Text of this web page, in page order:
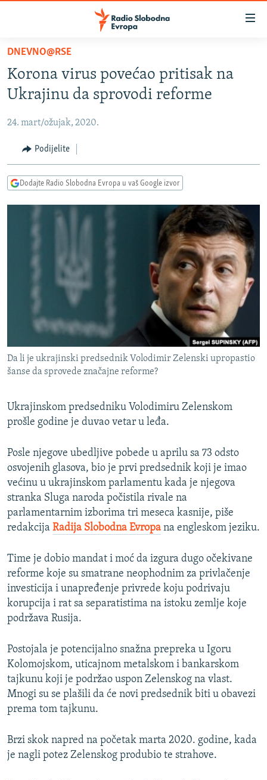
Pređite
glavni
sadržaj
na
navigaciju
Pređite
na
BOSNA I HERCEGOVINA
KOSOVO
CRNA GORA
VIDEO
FOTOGALERIJE
INFOGRAFIKE
PODCASTI
RAT U UKRAJINI
KINA NA BALKANU
RSE PRIČE IZ SVIJETA
ISPRIČAJ MI
DNEVNO@RSE
SPECIJALI RSE
GENOCID U SREBRENICI
TV LIBERTY
POST SCRIPTUM
MOJA EVROPA
TRI DECENIJE OD RATA U BIH
SVE KARTE DEJTONA
NASTANAK I RASPAD JUGOSLAVIJE
PRATITE NAS
Sve RFE/RL stranice
DNEVNO@RSE
Korona virus povećao pritisak na
Ukrajinu da sprovodi reforme
24. mart/ožujak, 2020.
Podijelite
Dodajte Radio Slobodna Evropa u vaš Google izvor
Da li je ukrajinski predsednik Volodimir Zelenski upropastio
šanse da sprovede značajne reforme?
Ukrajinskom predsedniku Volodimiru Zelenskom
prošle godine je duvao vetar u leđa.
Posle njegove ubedljive pobede u aprilu sa 73 odsto
osvojenih glasova, bio je prvi predsednik koji je imao
većinu u ukrajinskom parlamentu kada je njegova
stranka Sluga naroda počistila rivale na
parlamentarnim izborima tri meseca kasnije, piše
redakcija Radija Slobodna Evropa na engleskom jeziku.
Time je dobio mandat i moć da izgura dugo očekivane
reforme koje su smatrane neophodnim za privlačenje
investicija i unapređenje privrede koju podrivaju
korupcija i rat sa separatistima na istoku zemlje koje
podržava Rusija.
Postojala je potencijalno snažna prepreka u Igoru
Kolomojskom, uticajnom metalskom i bankarskom
tajkunu koji je podržao uspon Zelenskog na vlast.
Mnogi su se plašili da će novi predsednik biti u obavezi
prema tom tajkunu.
Brzi skok napred na početak marta 2020. godine, kada
je nagli potez Zelenskog produbio te strahove.